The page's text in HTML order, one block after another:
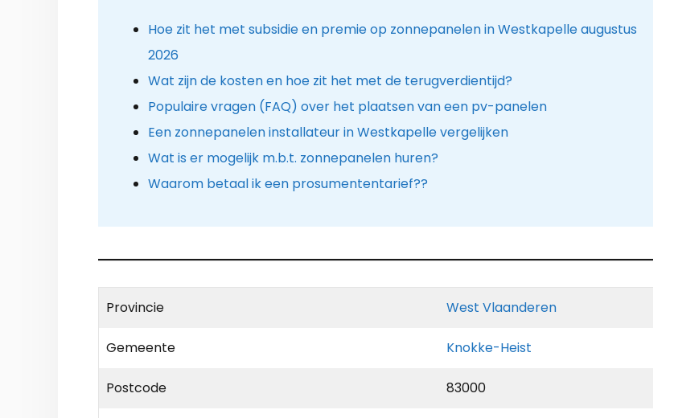
Hoe zit het met subsidie en premie op zonnepanelen in Westkapelle augustus
2026
Wat zijn de kosten en hoe zit het met de terugverdientijd?
Populaire vragen (FAQ) over het plaatsen van een pv-panelen
Een zonnepanelen installateur in Westkapelle vergelijken
Wat is er mogelijk m.b.t. zonnepanelen huren?
Waarom betaal ik een prosumententarief??
Provincie West Vlaanderen
Gemeente Knokke-Heist
Postcode 83000